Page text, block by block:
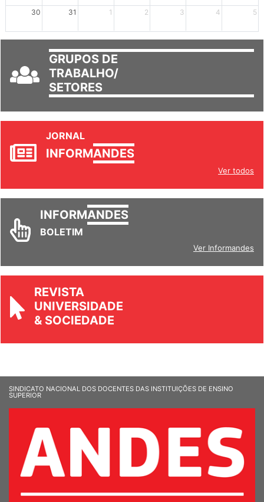
30 31 1 2 3 4 5
GRUPOS DE
TRABALHO/
SETORES
JORNAL
INFORMANDES
Ver todos
INFORMANDES
BOLETIM
Ver Informandes
REVISTA
UNIVERSIDADE
& SOCIEDADE
SINDICATO NACIONAL DOS DOCENTES DAS INSTITUIÇÕES DE ENSINO
SUPERIOR